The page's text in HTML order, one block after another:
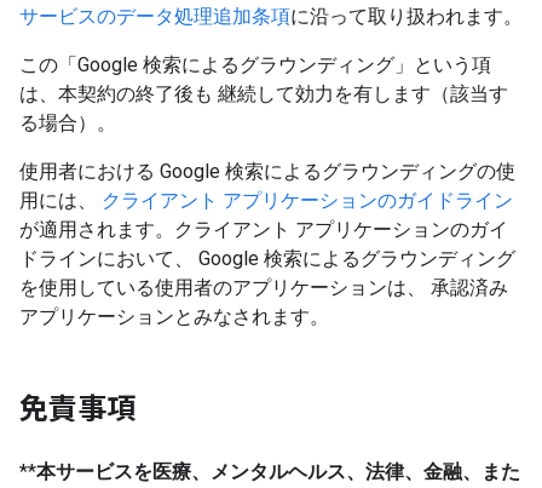
サービスのデータ処理追加条項に沿って取り扱われます。
この「Google 検索によるグラウンディング」という項
は、本契約の終了後も 継続して効力を有します（該当す
る場合）。
使用者における Google 検索によるグラウンディングの使
用には、
クライアント アプリケーションのガイドライン
が適用されます。クライアント アプリケーションのガイ
ドラインにおいて、 Google 検索によるグラウンディング
を使用している使用者のアプリケーションは、 承認済み
アプリケーションとみなされます。
免責事項
**本サービスを医療、メンタルヘルス、法律、金融、また